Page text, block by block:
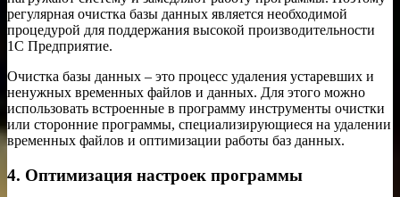
регулярная очистка базы данных является необходимой
процедурой для поддержания высокой производительности
1С Предприятие.
Очистка базы данных – это процесс удаления устаревших и
ненужных временных файлов и данных. Для этого можно
использовать встроенные в программу инструменты очистки
или сторонние программы, специализирующиеся на удалении
временных файлов и оптимизации работы баз данных.
4. Оптимизация настроек программы